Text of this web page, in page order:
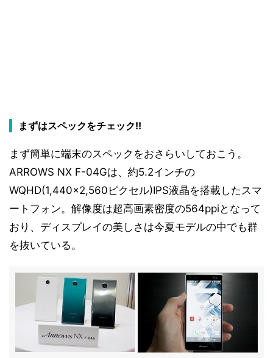
まずはスペックをチェック!!
まず簡単に端末のスペックをおさらいしておこう。
ARROWS NX F-04Gは、約5.2インチの
WQHD(1,440×2,560ピクセル)IPS液晶を搭載したスマ
ートフォン。解像度は超高画素密度の564ppiとなって
おり、ディスプレイの美しさは今夏モデルの中でも群
を抜いている。